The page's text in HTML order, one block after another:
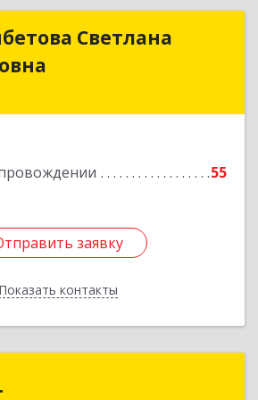
Светлана
55
заявку
Показать контакты
Светлана
Подробнее
заявку
Назад